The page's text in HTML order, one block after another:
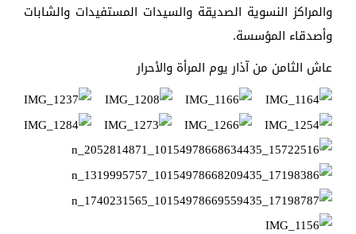
والمراكز النسوية الصديقة والسيدات المستفيدات والشابات
وأصدقاء المؤسسة.
عاش الثامن من آذار يوم المرأة والأحرار